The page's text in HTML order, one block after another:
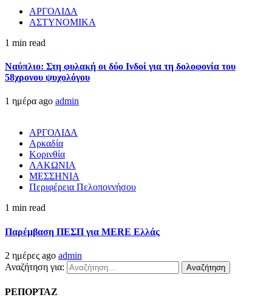
ΑΡΓΟΛΙΔΑ
ΑΣΤΥΝΟΜΙΚΑ
1 min read
Ναύπλιο: Στη φυλακή οι δύο Ινδοί για τη δολοφονία του
58χρονου ψυχολόγου
1 ημέρα ago admin
ΑΡΓΟΛΙΔΑ
Αρκαδία
Κορινθία
ΛΑΚΩΝΙΑ
ΜΕΣΣΗΝΙΑ
Περιφέρεια Πελοποννήσου
1 min read
Παρέμβαση ΠΕΣΠ για MERE Ελλάς
2 ημέρες ago admin
Αναζήτηση για:
ΡΕΠΟΡΤΑΖ